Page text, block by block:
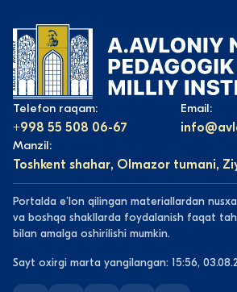
Telefon raqam:
+998 55 508 06-67
Email:
Manzil:
Toshkent shahar, Olmazor tumani,
Portalda eʼlon qilingan materiallardan
va boshqa shakllarda foydalanish faqat
bilan amalga oshirilishi mumkin.
Sayt oxirgi marta yangilangan: 15:56,